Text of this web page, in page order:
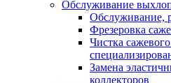
Обслуживание
Обслуживание,
Фрезеровка
Чистка
Замена
коллекторов